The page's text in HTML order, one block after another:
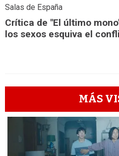
Salas de España
Crítica de "El último
los sexos esquiva el
MÁS
1